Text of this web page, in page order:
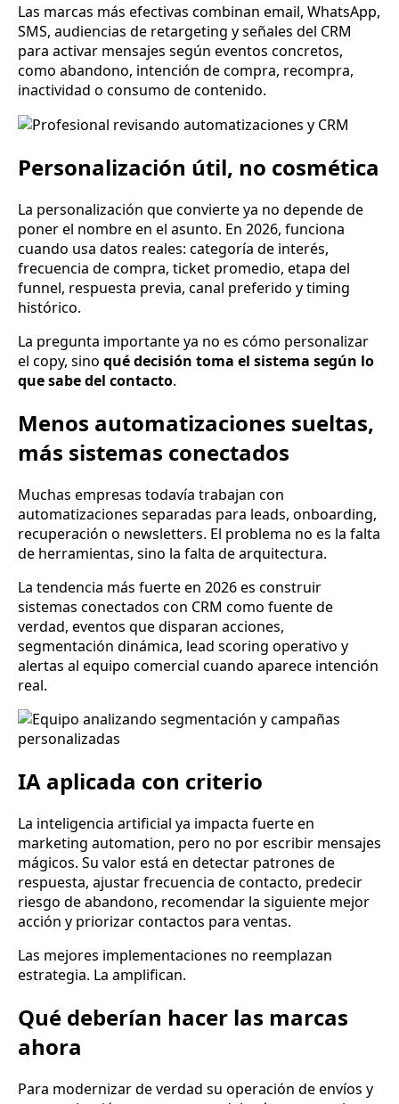
Las marcas más efectivas combinan email, WhatsApp,
SMS, audiencias de retargeting y señales del CRM
para activar mensajes según eventos concretos,
como abandono, intención de compra, recompra,
inactividad o consumo de contenido.
Personalización útil, no cosmética
La personalización que convierte ya no depende de
poner el nombre en el asunto. En 2026, funciona
cuando usa datos reales: categoría de interés,
frecuencia de compra, ticket promedio, etapa del
funnel, respuesta previa, canal preferido y timing
histórico.
La pregunta importante ya no es cómo personalizar
el copy, sino qué decisión toma el sistema según lo
que sabe del contacto.
Menos automatizaciones sueltas,
más sistemas conectados
Muchas empresas todavía trabajan con
automatizaciones separadas para leads, onboarding,
recuperación o newsletters. El problema no es la falta
de herramientas, sino la falta de arquitectura.
La tendencia más fuerte en 2026 es construir
sistemas conectados con CRM como fuente de
verdad, eventos que disparan acciones,
segmentación dinámica, lead scoring operativo y
alertas al equipo comercial cuando aparece intención
real.
IA aplicada con criterio
La inteligencia artificial ya impacta fuerte en
marketing automation, pero no por escribir mensajes
mágicos. Su valor está en detectar patrones de
respuesta, ajustar frecuencia de contacto, predecir
riesgo de abandono, recomendar la siguiente mejor
acción y priorizar contactos para ventas.
Las mejores implementaciones no reemplazan
estrategia. La amplifican.
Qué deberían hacer las marcas
ahora
Para modernizar de verdad su operación de envíos y